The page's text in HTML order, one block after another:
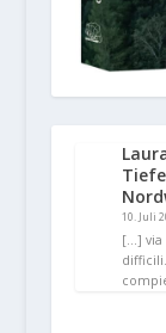
10. Juli
[…] via